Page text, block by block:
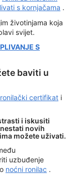
s kornjačama .
životinjama koja
svijet.
S
baviti u
ronilački certifikat i
i iskusiti
novih
možete uživati.
uzbuđenje
noćni ronilac .